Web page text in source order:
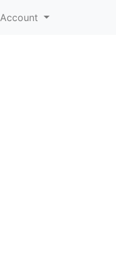
Account